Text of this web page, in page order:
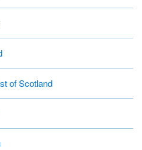
of Scotland